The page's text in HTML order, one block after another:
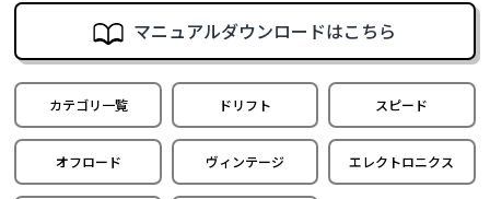
マニュアルダウンロードはこちら
カテゴリ一覧 ドリフト スピード
オフロード ヴィンテージ エレクトロニクス